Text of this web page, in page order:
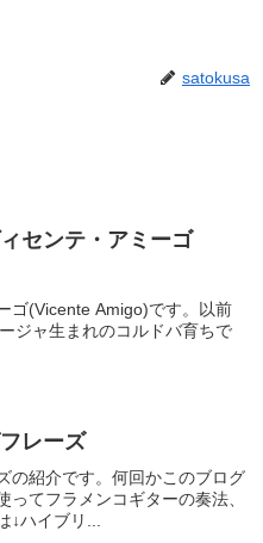
satokusa
センテ・アミーゴ
ゴ(Vicente Amigo)です。以前
ジャ生まれのコルドバ育ちで
レーズ
の紹介です。何回かこのブログ
てフラメンコギターの奏法、
ハイブリ...